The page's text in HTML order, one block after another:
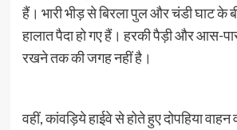
हैं। भारी भीड़ से बिरला पुल और चंडी घाट के
हालात पैदा हो गए हैं। हरकी पैड़ी और आस-
रखने तक की जगह नहीं है।
वहीं, कांवड़िये हाईवे से होते हुए दोपहिया